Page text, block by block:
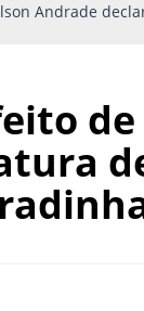
Andrade